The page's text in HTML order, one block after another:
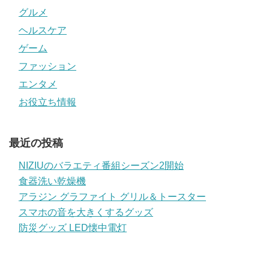
グルメ
ヘルスケア
ゲーム
ファッション
エンタメ
お役立ち情報
最近の投稿
NIZIUのバラエティ番組シーズン2開始
食器洗い乾燥機
アラジン グラファイト グリル＆トースター
スマホの音を大きくするグッズ
防災グッズ LED懐中電灯